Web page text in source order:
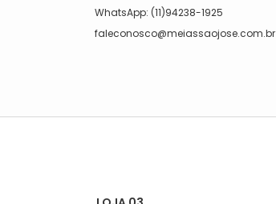
WhatsApp: (11)94238-1925
faleconosco@meiassaojose.com.br